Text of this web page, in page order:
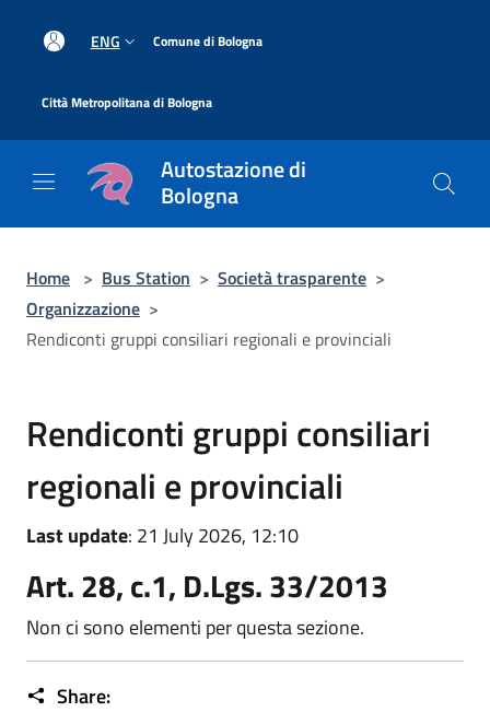
ENG Comune di Bologna
Città Metropolitana di Bologna
Autostazione di
Bologna
Home > Bus Station > Società trasparente >
Organizzazione >
Rendiconti gruppi consiliari regionali e provinciali
Rendiconti gruppi consiliari
regionali e provinciali
Last update: 21 July 2026, 12:10
Art. 28, c.1, D.Lgs. 33/2013
Non ci sono elementi per questa sezione.
Share: